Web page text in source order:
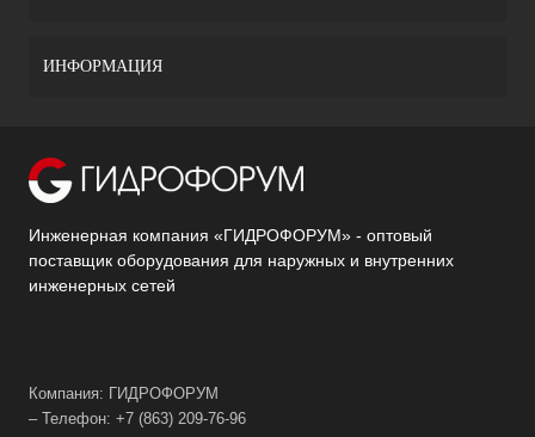
ИНФОРМАЦИЯ
Инженерная компания «ГИДРОФОРУМ» - оптовый
поставщик оборудования для наружных и внутренних
инженерных сетей
Компания: ГИДРОФОРУМ
– Телефон: +7 (863) 209-76-96